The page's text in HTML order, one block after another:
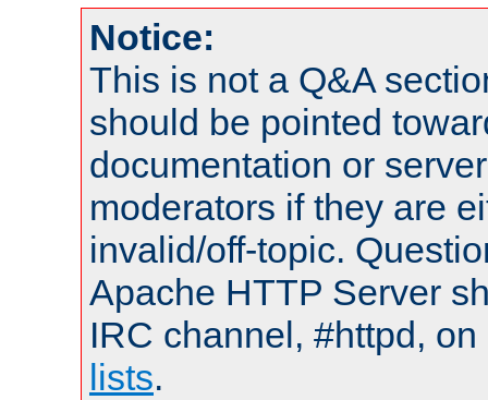
Notice:
This is not a Q&A
should be pointed
documentation or
moderators if they are
invalid/off-topic.
Apache HTTP Server
IRC channel, #httpd,
lists.